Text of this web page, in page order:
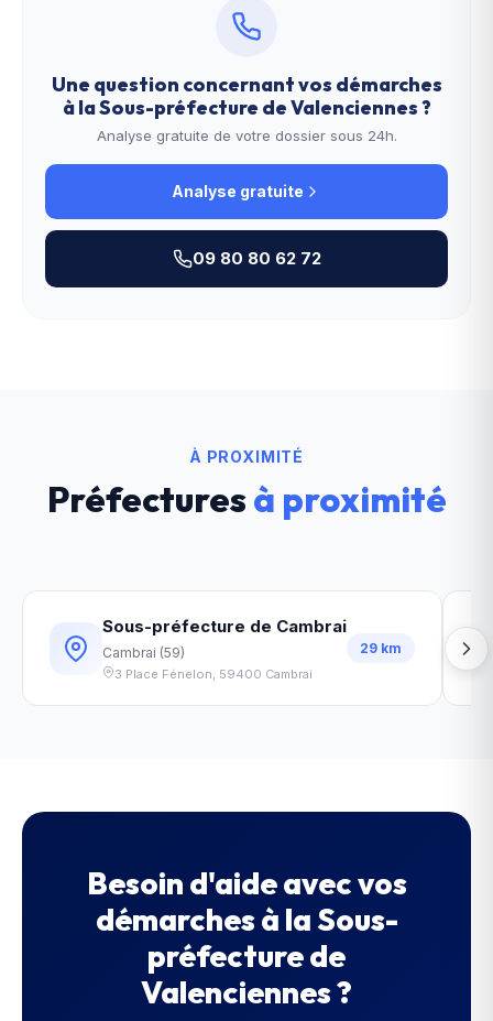
Une question concernant vos démarches
à laSous-préfecture de Valenciennes?
Analyse gratuite de votre dossier sous 24h.
Analyse gratuite
09 80 80 62 72
À PROXIMITÉ
Préfecturesà proximité
Sous-préfecture de Cambrai
Cambrai (59)
3 Place Fénelon, 59400 Cambrai
29 km
Besoin d'aide avec vos
démarches à laSous-
préfecture de
Valenciennes?